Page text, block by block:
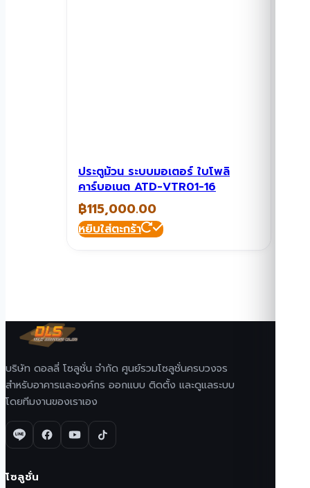
ประตูม้วน ระบบมอเตอร์ ใบโพลิ
คาร์บอเนต ATD-VTR01-16
฿115,000.00
หยิบใส่ตะกร้า
บริษัท ดอลลี่ โซลูชั่น จำกัด ศูนย์รวมโซลูชั่นครบวงจร
สำหรับอาคารและองค์กร ออกแบบ ติดตั้ง และดูแลระบบ
โดยทีมงานของเราเอง
โซลูชั่น